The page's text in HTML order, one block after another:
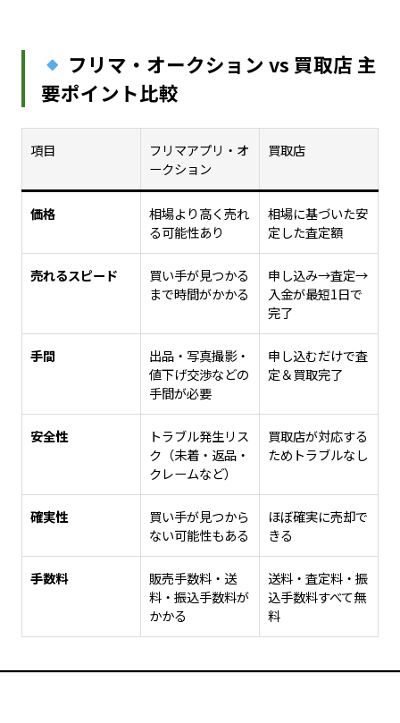
フリマ・オークション vs 買取店 主
要ポイント比較
項目
フリマアプリ・オ
ークション
買取店
価格
相場より高く売れ
る可能性あり
相場に基づいた安
定した査定額
売れるスピード
買い手が見つかる
まで時間がかかる
申し込み→査定→
入金が最短1日で
完了
手間
出品・写真撮影・
値下げ交渉などの
手間が必要
申し込むだけで査
定＆買取完了
安全性
トラブル発生リス
ク（未着・返品・
クレームなど）
買取店が対応する
ためトラブルなし
確実性
買い手が見つから
ない可能性もある
ほぼ確実に売却で
きる
手数料
販売手数料・送
料・振込手数料が
かかる
送料・査定料・振
込手数料すべて無
料